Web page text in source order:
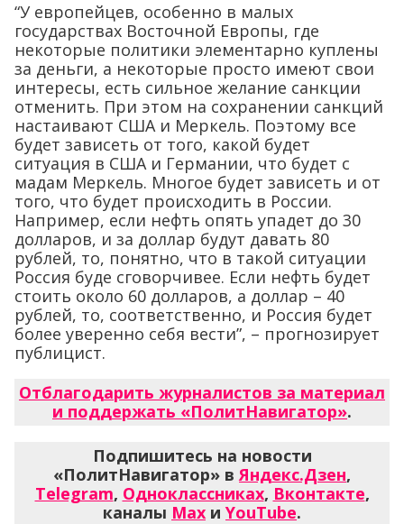
“У европейцев, особенно в малых
государствах Восточной Европы, где
некоторые политики элементарно куплены
за деньги, а некоторые просто имеют свои
интересы, есть сильное желание санкции
отменить. При этом на сохранении санкций
настаивают США и Меркель. Поэтому все
будет зависеть от того, какой будет
ситуация в США и Германии, что будет с
мадам Меркель. Многое будет зависеть и от
того, что будет происходить в России.
Например, если нефть опять упадет до 30
долларов, и за доллар будут давать 80
рублей, то, понятно, что в такой ситуации
Россия буде сговорчивее. Если нефть будет
стоить около 60 долларов, а доллар – 40
рублей, то, соответственно, и Россия будет
более уверенно себя вести”, – прогнозирует
публицист.
Отблагодарить журналистов за материал
и поддержать «ПолитНавигатор».
Подпишитесь на новости
«ПолитНавигатор» вЯндекс.Дзен,
Telegram, Одноклассниках, Вконтакте,
каналы Max и YouTube.